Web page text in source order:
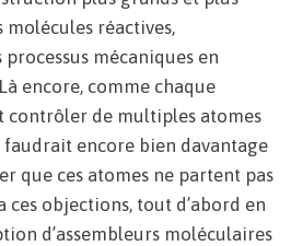
molécules réactives,
mécaniques en
encore, comme chaque
contrôler de multiples atomes
encore bien davantage
que ces atomes ne partent pas
objections, tout d’abord en
d’assembleurs moléculaires